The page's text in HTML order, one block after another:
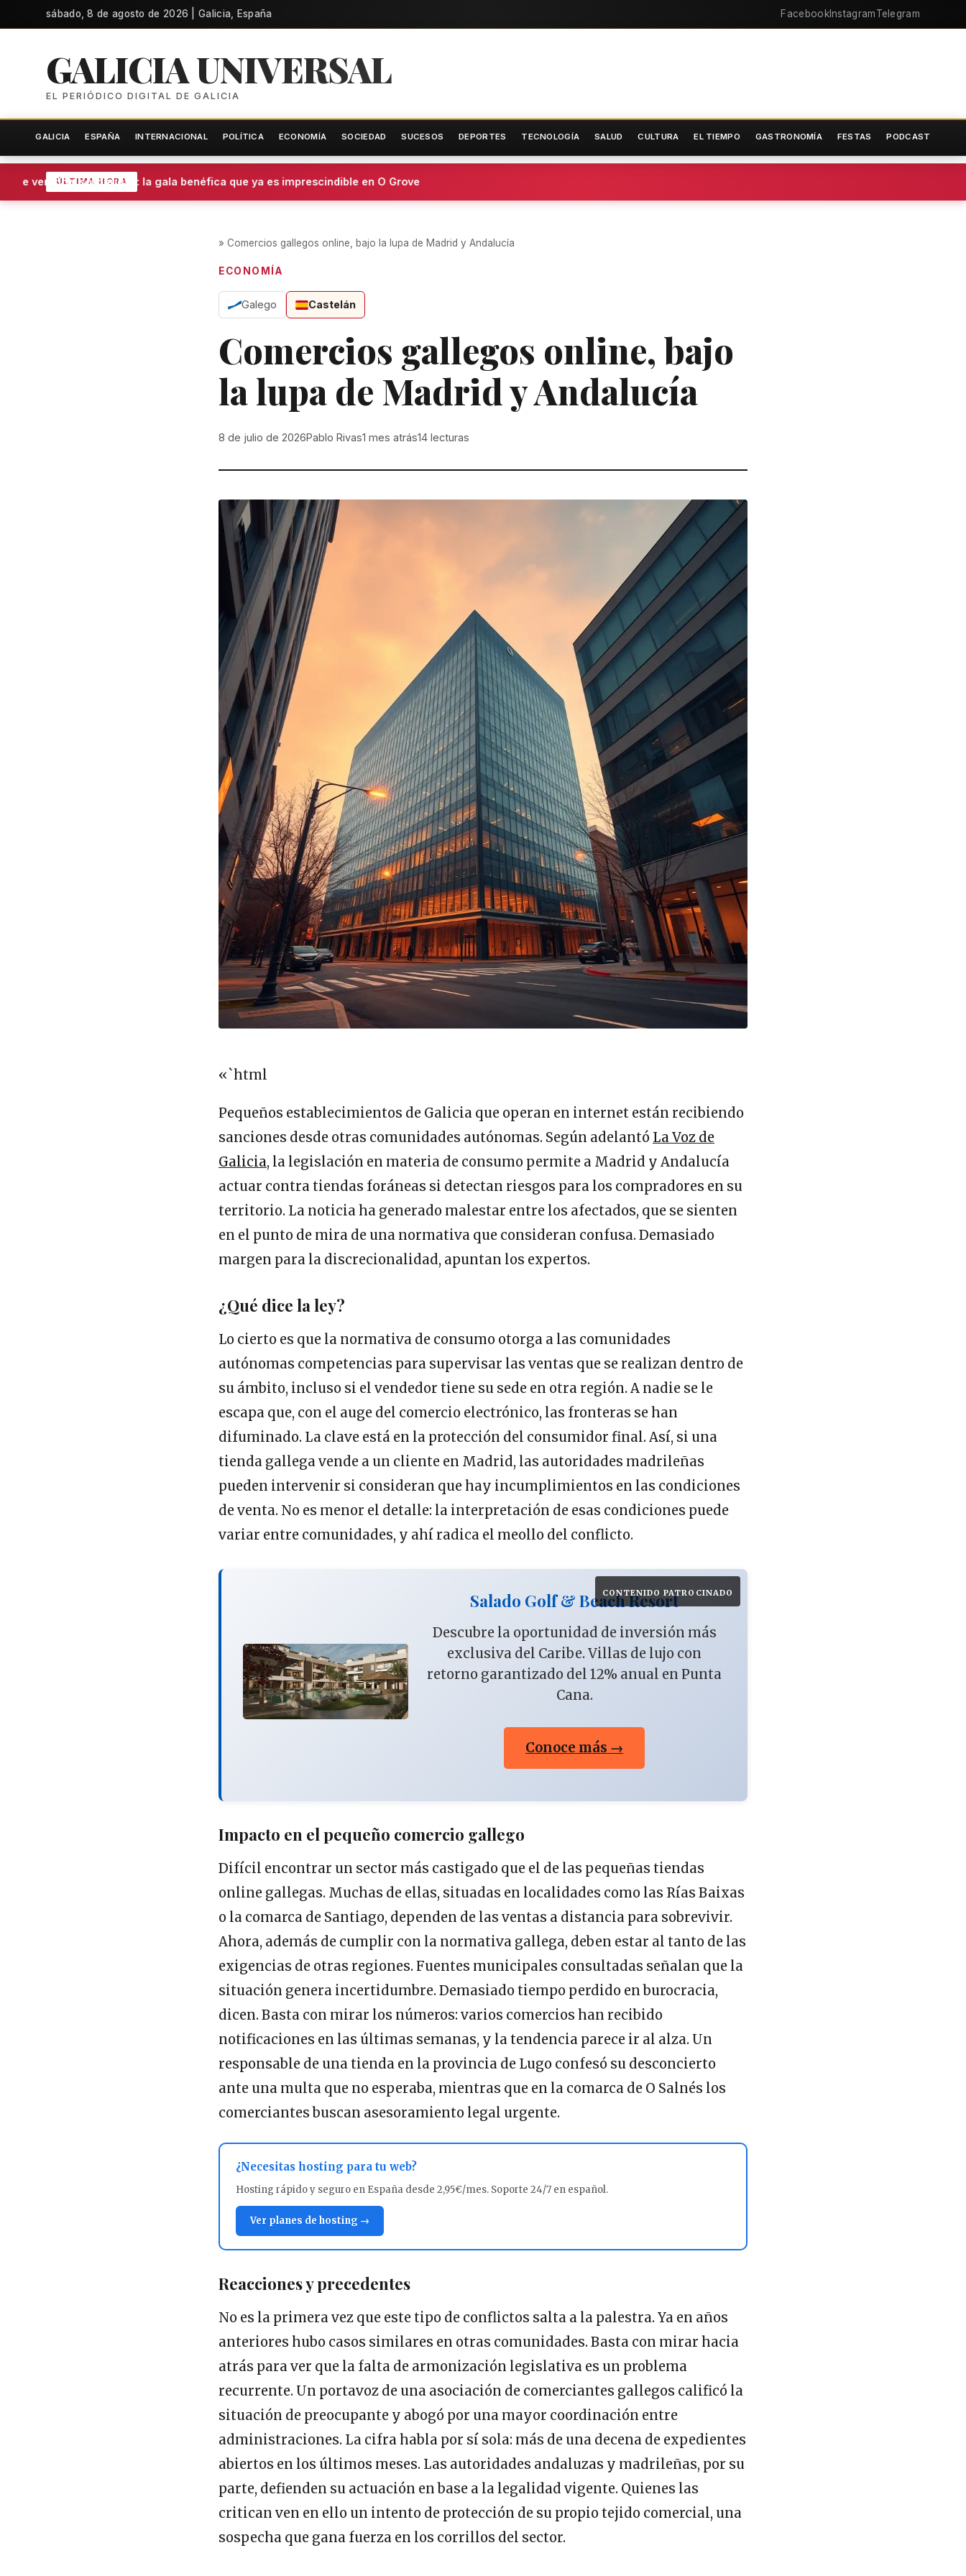
sábado, 8 de agosto de 2026 | Galicia, España FacebookInstagramTelegram
GALICIA UNIVERSAL
EL PERIÓDICO DIGITAL DE GALICIA
GALICIA ESPAÑA INTERNACIONAL POLÍTICA ECONOMÍA SOCIEDAD SUCESOS DEPORTES TECNOLOGÍA SALUD CULTURA EL TIEMPO GASTRONOMÍA FESTAS PODCAST
ÚLTIMA HORA
verano y solidaridad: la gala benéfica que ya es imprescindible en O Grove
» Comercios gallegos online, bajo la lupa de Madrid y Andalucía
ECONOMÍA
Galego Castelán
Comercios gallegos online, bajo
la lupa de Madrid y Andalucía
8 de julio de 2026Pablo Rivas1 mes atrás14 lecturas
«`html
Pequeños establecimientos de Galicia que operan en internet están recibiendo
sanciones desde otras comunidades autónomas. Según adelantó La Voz de
Galicia, la legislación en materia de consumo permite a Madrid y Andalucía
actuar contra tiendas foráneas si detectan riesgos para los compradores en su
territorio. La noticia ha generado malestar entre los afectados, que se sienten
en el punto de mira de una normativa que consideran confusa. Demasiado
margen para la discrecionalidad, apuntan los expertos.
¿Qué dice la ley?
Lo cierto es que la normativa de consumo otorga a las comunidades
autónomas competencias para supervisar las ventas que se realizan dentro de
su ámbito, incluso si el vendedor tiene su sede en otra región. A nadie se le
escapa que, con el auge del comercio electrónico, las fronteras se han
difuminado. La clave está en la protección del consumidor final. Así, si una
tienda gallega vende a un cliente en Madrid, las autoridades madrileñas
pueden intervenir si consideran que hay incumplimientos en las condiciones
de venta. No es menor el detalle: la interpretación de esas condiciones puede
variar entre comunidades, y ahí radica el meollo del conflicto.
CONTENIDO PATROCINADO
Salado Golf & Beach Resort
Descubre la oportunidad de inversión más
exclusiva del Caribe. Villas de lujo con
retorno garantizado del 12% anual en Punta
Cana.
Conoce más →
Impacto en el pequeño comercio gallego
Difícil encontrar un sector más castigado que el de las pequeñas tiendas
online gallegas. Muchas de ellas, situadas en localidades como las Rías Baixas
o la comarca de Santiago, dependen de las ventas a distancia para sobrevivir.
Ahora, además de cumplir con la normativa gallega, deben estar al tanto de las
exigencias de otras regiones. Fuentes municipales consultadas señalan que la
situación genera incertidumbre. Demasiado tiempo perdido en burocracia,
dicen. Basta con mirar los números: varios comercios han recibido
notificaciones en las últimas semanas, y la tendencia parece ir al alza. Un
responsable de una tienda en la provincia de Lugo confesó su desconcierto
ante una multa que no esperaba, mientras que en la comarca de O Salnés los
comerciantes buscan asesoramiento legal urgente.
¿Necesitas hosting para tu web?
Hosting rápido y seguro en España desde 2,95€/mes. Soporte 24/7 en español.
Ver planes de hosting →
Reacciones y precedentes
No es la primera vez que este tipo de conflictos salta a la palestra. Ya en años
anteriores hubo casos similares en otras comunidades. Basta con mirar hacia
atrás para ver que la falta de armonización legislativa es un problema
recurrente. Un portavoz de una asociación de comerciantes gallegos calificó la
situación de preocupante y abogó por una mayor coordinación entre
administraciones. La cifra habla por sí sola: más de una decena de expedientes
abiertos en los últimos meses. Las autoridades andaluzas y madrileñas, por su
parte, defienden su actuación en base a la legalidad vigente. Quienes las
critican ven en ello un intento de protección de su propio tejido comercial, una
sospecha que gana fuerza en los corrillos del sector.